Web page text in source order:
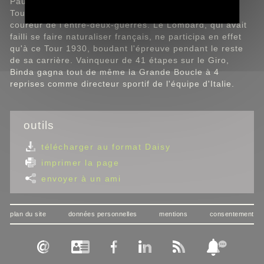
Tour, bien qu'étant considéré comme le plus grand
coureur de l'entre-deux-guerres. Le Lombard, qui avait
failli se faire naturaliser français, ne participa en effet
qu'à ce Tour 1930, boudant l'épreuve pendant le reste
de sa carrière. Vainqueur de 41 étapes sur le Giro,
Binda gagna tout de même la Grande Boucle à 4
reprises comme directeur sportif de l'équipe d'Italie.
outils
télécharger au format Daisy
imprimer la page
envoyer à un ami
plan du site données personnelles mentions consentement